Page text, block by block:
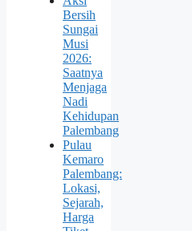
Bersih
Sungai
Musi
2026:
Saatnya
Menjaga
Nadi
Kehidupan
Palembang
Pulau
Kemaro
Palembang:
Lokasi,
Sejarah,
Harga